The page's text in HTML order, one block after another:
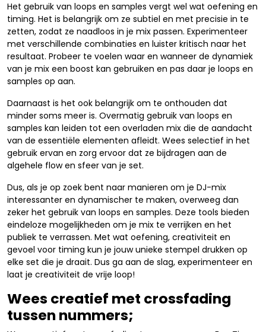
Het gebruik van loops en samples vergt wel wat oefening en
timing. Het is belangrijk om ze subtiel en met precisie in te
zetten, zodat ze naadloos in je mix passen. Experimenteer
met verschillende combinaties en luister kritisch naar het
resultaat. Probeer te voelen waar en wanneer de dynamiek
van je mix een boost kan gebruiken en pas daar je loops en
samples op aan.
Daarnaast is het ook belangrijk om te onthouden dat
minder soms meer is. Overmatig gebruik van loops en
samples kan leiden tot een overladen mix die de aandacht
van de essentiële elementen afleidt. Wees selectief in het
gebruik ervan en zorg ervoor dat ze bijdragen aan de
algehele flow en sfeer van je set.
Dus, als je op zoek bent naar manieren om je DJ-mix
interessanter en dynamischer te maken, overweeg dan
zeker het gebruik van loops en samples. Deze tools bieden
eindeloze mogelijkheden om je mix te verrijken en het
publiek te verrassen. Met wat oefening, creativiteit en
gevoel voor timing kun je jouw unieke stempel drukken op
elke set die je draait. Dus ga aan de slag, experimenteer en
laat je creativiteit de vrije loop!
Wees creatief met crossfading
tussen nummers;